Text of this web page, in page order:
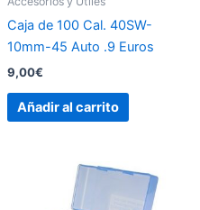
Caja de 100 Cal. 40SW-
10mm-45 Auto .9 Euros
9,00€
Añadir al carrito